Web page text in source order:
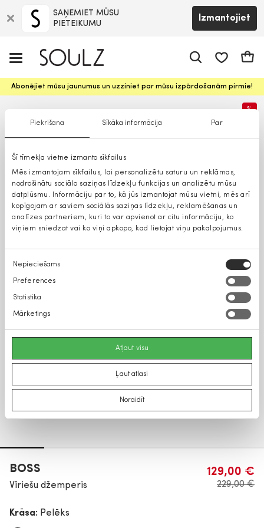
Piekrišana Sīkāka informācija Par
Šī tīmekļa vietne izmanto sīkfailus
Mēs izmantojam sīkfailus, lai personalizētu saturu un reklāmas,
nodrošinātu sociālo saziņas līdzekļu funkcijas un analizētu mūsu
datplūsmu. Informāciju par to, kā jūs izmantojat mūsu vietni, mēs arī
kopīgojam ar saviem sociālās saziņas līdzekļu, reklamēšanas un
analīzes partneriem, kuri to var apvienot ar citu informāciju, ko
viņiem sniedzat vai ko viņi apkopo, kad lietojat viņu pakalpojumus.
Piekrišanas
izvēle
Nepieciešams
Preferences
Statistika
Mārketings
Atļaut visu
Ļaut atlasi
Noraidīt
SAŅEMIET MŪSU
PIETEIKUMU
Izmantojiet
Abonējiet mūsu jaunumus un uzziniet par mūsu izpārdošanām pirmie!
%
BOSS
Vīriešu džemperis
129,00 €
229,00 €
Krāsa: Pelēks